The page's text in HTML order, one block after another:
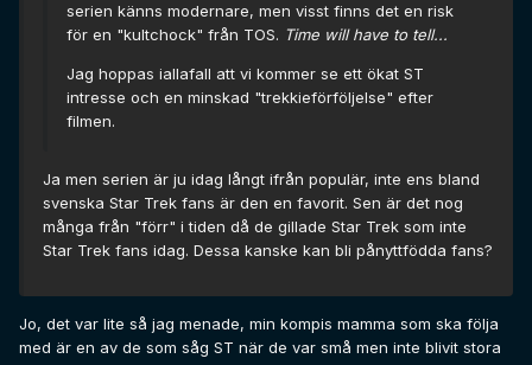
serien känns modernare, men visst finns det en risk
för en "kultchock" från TOS. Time will have to tell...
Jag hoppas iallafall att vi kommer se ett ökat ST
intresse och en minskad "trekkieförföljelse" efter
filmen.
Ja men serien är ju idag långt ifrån populär, inte ens bland
svenska Star Trek fans är den en favorit. Sen är det nog
många från "förr" i tiden då de gillade Star Trek som inte
Star Trek fans idag. Dessa kanske kan bli pånyttfödda fans?
Jo, det var lite så jag menade, min kompis mamma som ska följa
med är en av de som såg ST när de var små men inte blivit stora